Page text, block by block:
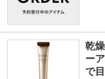
乾
ー
で